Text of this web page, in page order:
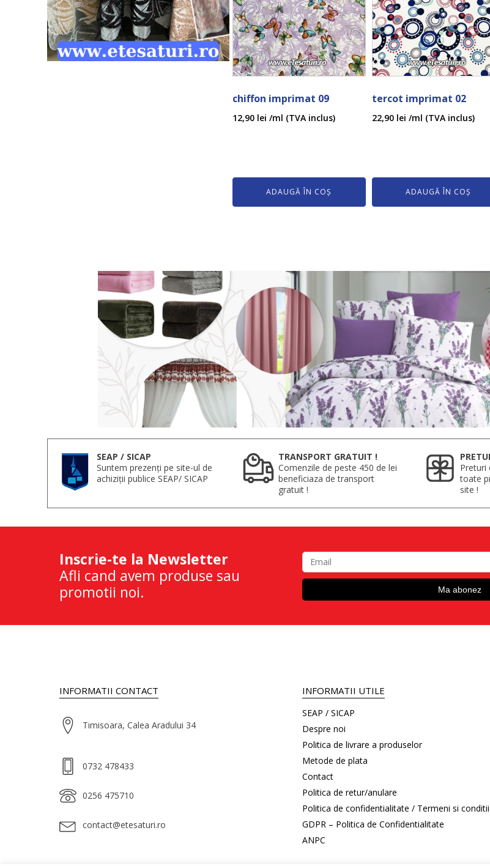
chiffon imprimat 09
12,90 lei /ml (TVA inclus)
ADAUGĂ ÎN COȘ
tercot imprimat 02
22,90 lei /ml (TVA inclus)
ADAUGĂ ÎN COȘ
SEAP / SICAP
Suntem prezenți pe site-ul de
achiziții publice SEAP/ SICAP
TRANSPORT GRATUIT !
Comenzile de peste 450 de lei
beneficiaza de transport
gratuit !
Preturi
toate
site !
Inscrie-te la Newsletter
Afli cand avem produse sau
promotii noi.
INFORMATII CONTACT
Timisoara, Calea Aradului 34
0732 478433
0256 475710
contact@etesaturi.ro
INFORMATII UTILE
SEAP / SICAP
Despre noi
Politica de livrare a produselor
Metode de plata
Contact
Politica de retur/anulare
Politica de confidentialitate / Termeni si conditii
GDPR – Politica de Confidentialitate
ANPC